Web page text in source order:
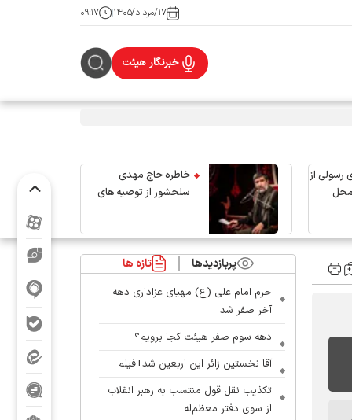
۱۷/مرداد/۱۴۰۵ ۰۹:۱۷
خبرنگار هیئت
رسولی از
خاطره حاج مهدی
سلحشور از توصیه های
پربازدیدها تازه ها
حرم امام علی (ع) مهیای عزاداری دهه
آخر صفر شد
دهه سوم صفر هیئت کجا برویم؟
آقا نخستین زائر این اربعین شد+فیلم
تکذیب نقل قول منتسب به رهبر انقلاب
از سوی دفتر معظم‌له